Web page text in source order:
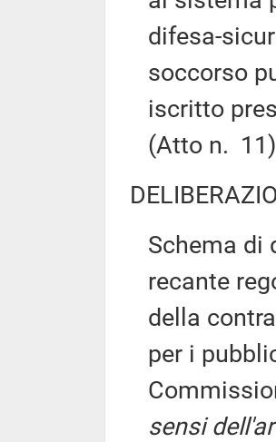
difesa-
soccorso
iscritto
(Atto n. 11)
Schema di
recante
della
per i
sensi